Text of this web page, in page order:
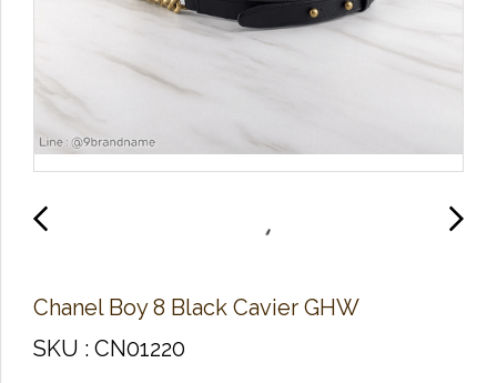
Chanel Boy 8 Black Cavier GHW
SKU : CN01220